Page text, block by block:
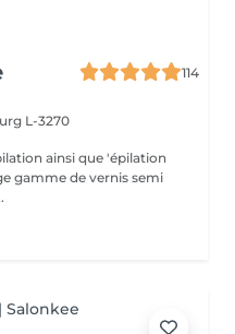
114
L-3270
ainsi que 'épilation
gamme de vernis semi